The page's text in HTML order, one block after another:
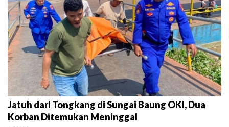
Jatuh dari Tongkang di Sungai Baung OKI, Dua
Korban Ditemukan Meninggal